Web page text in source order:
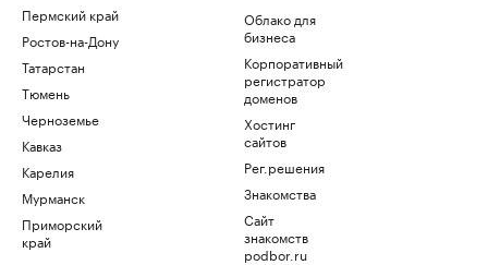
Пермский край
Ростов-на-Дону
Татарстан
Тюмень
Черноземье
Кавказ
Карелия
Мурманск
Приморский
край
Облако для
бизнеса
Корпоративный
регистратор
доменов
Хостинг
сайтов
Рег.решения
Знакомства
Сайт
знакомств
podbor.ru